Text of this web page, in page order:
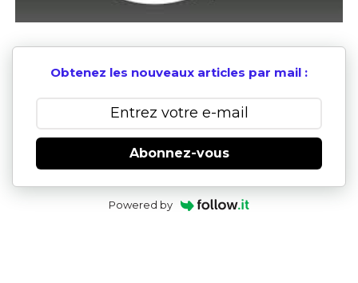
Obtenez les nouveaux articles par mail :
Abonnez-vous
Powered by